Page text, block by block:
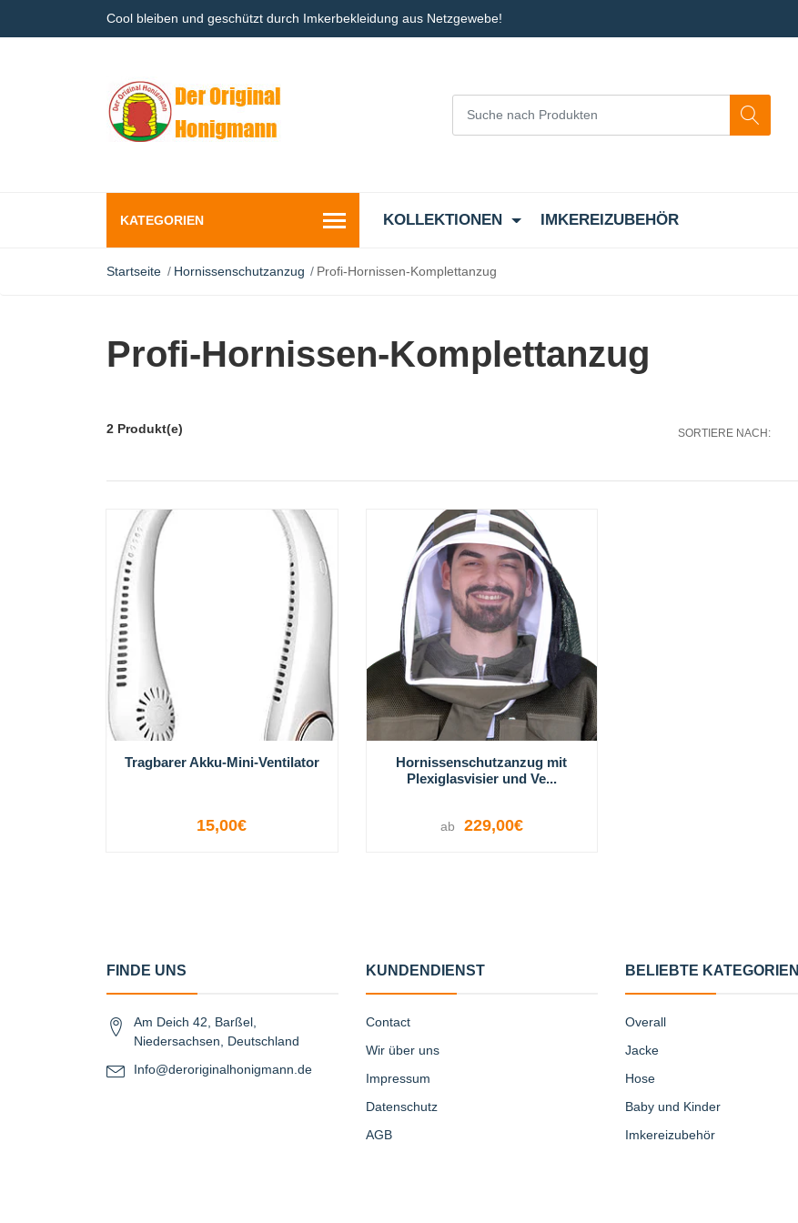
Cool bleiben und geschützt durch Imkerbekleidung aus Netzgewebe!
KATEGORIEN KOLLEKTIONEN IMKEREIZUBEHÖR
Startseite Hornissenschutzanzug Profi-Hornissen-Komplettanzug
Profi-Hornissen-Komplettanzug
2 Produkt(e) SORTIERE NACH:
Tragbarer Akku-Mini-Ventilator
+
15,00€
Hornissenschutzanzug mit
Plexiglasvisier und Ve...
OPTIONEN ANZEIGEN
ab 229,00€
FINDE UNS
Am Deich 42, Barßel,
Niedersachsen, Deutschland
Info@deroriginalhonigmann.de
KUNDENDIENST
Contact
Wir über uns
Impressum
Datenschutz
AGB
BELIEBTE KATEGORIEN
Overall
Jacke
Hose
Baby und Kinder
Imkereizubehör